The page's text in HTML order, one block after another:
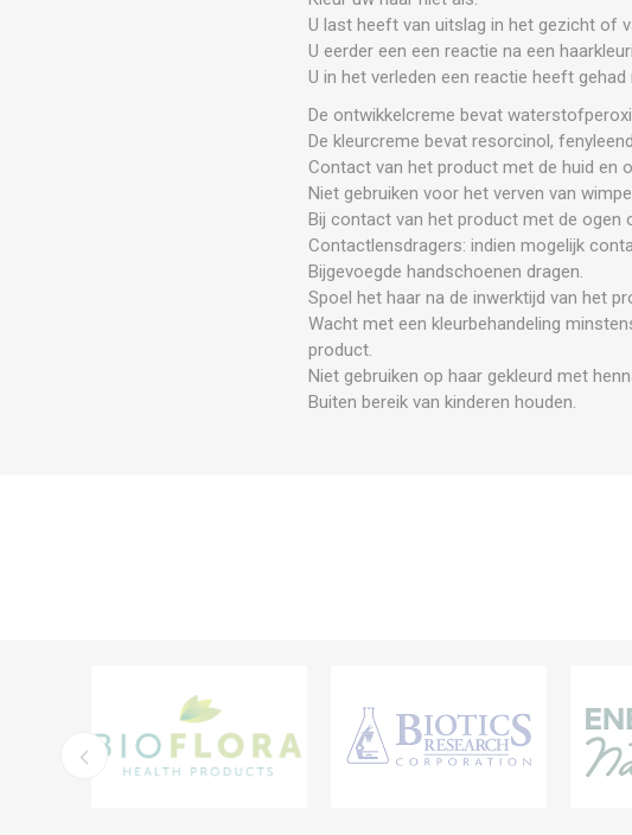
U last heeft van uitslag in het gezicht of
U eerder een een reactie na een
U in het verleden een reactie heeft
De ontwikkelcreme bevat
De kleurcreme bevat resorcinol,
Contact van het product met de huid en
Niet gebruiken voor het verven van
Bij contact van het product met de ogen
Contactlensdragers: indien mogelijk
Bijgevoegde handschoenen dragen.
Spoel het haar na de inwerktijd van het
Wacht met een kleurbehandeling
product.
Niet gebruiken op haar gekleurd met
Buiten bereik van kinderen houden.